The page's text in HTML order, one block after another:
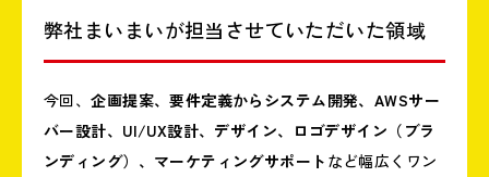
弊社まいまいが担当させていただいた領域
今回、企画提案、要件定義からシステム開発、AWSサー
バー設計、UI/UX設計、デザイン、ロゴデザイン（ブラ
ンディング）、マーケティングサポート など幅広くワン